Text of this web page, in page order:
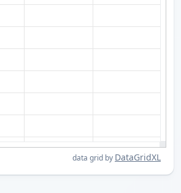
data grid by DataGridXL